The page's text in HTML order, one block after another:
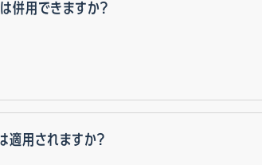
は併用できますか？
用されますか？